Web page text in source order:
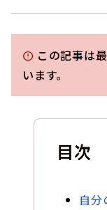
error この記事は
います。
目次
自分